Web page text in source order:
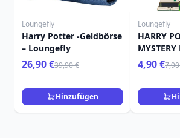
Loungefly
Harry Potter -Geldbörse
– Loungefly
26,90 €39,90 €
Hinzufügen
Loungefly
HARRY
HARRY
4,90 €